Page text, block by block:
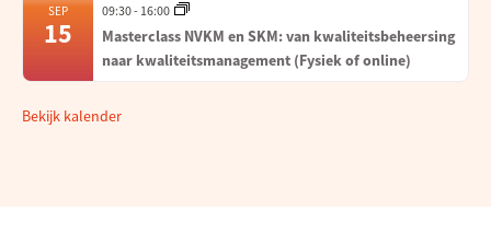
SEP
15
09:30- 16:00
Masterclass NVKM en SKM: van kwaliteitsbeheersing
naar kwaliteitsmanagement (Fysiek of online)
Bekijk kalender